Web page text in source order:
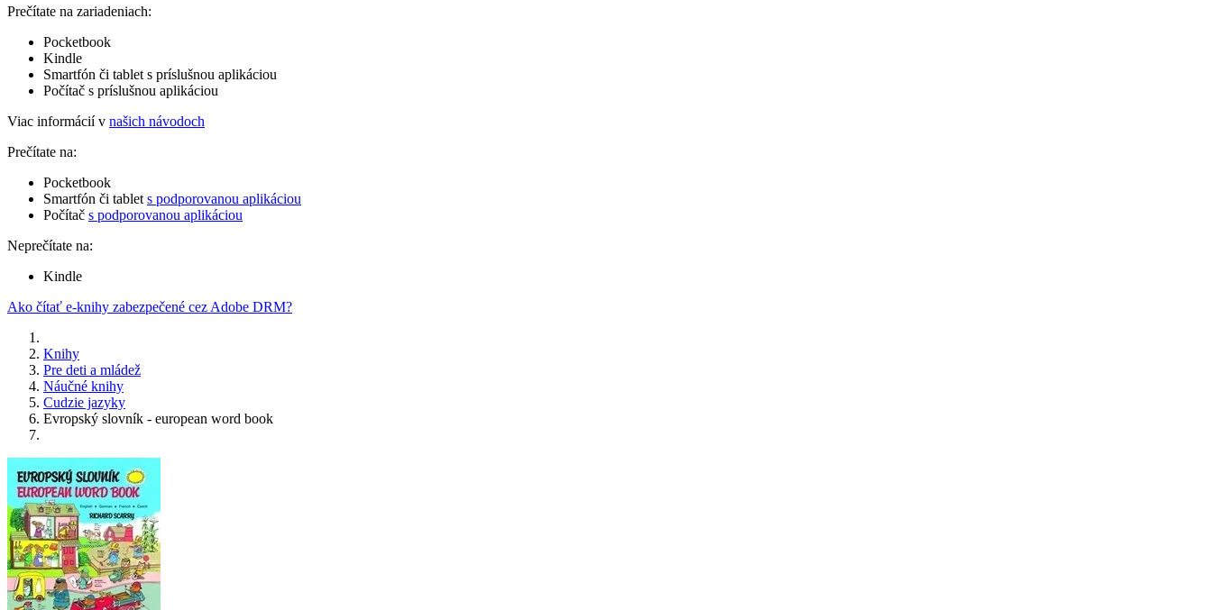
Prečítate na zariadeniach:
Pocketbook
Kindle
Smartfón či tablet s príslušnou aplikáciou
Počítač s príslušnou aplikáciou
Viac informácií v našich návodoch
Prečítate na:
Pocketbook
Smartfón či tablet s podporovanou aplikáciou
Počítač s podporovanou aplikáciou
Neprečítate na:
Kindle
Ako čítať e-knihy zabezpečené cez Adobe DRM?
Knihy
Pre deti a mládež
Náučné knihy
Cudzie jazyky
Evropský slovník - european word book